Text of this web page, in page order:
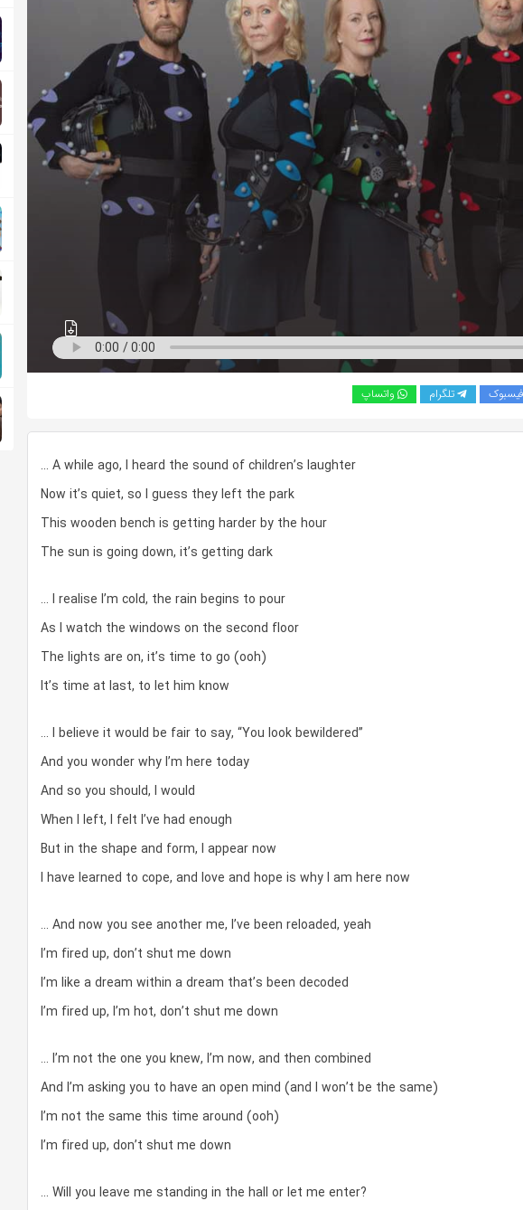
فیسبوک تلگرام واتساپ
… A while ago, I heard the sound of children’s laughter
Now it’s quiet, so I guess they left the park
This wooden bench is getting harder by the hour
The sun is going down, it’s getting dark
… I realise I’m cold, the rain begins to pour
As I watch the windows on the second floor
The lights are on, it’s time to go (ooh)
It’s time at last, to let him know
… I believe it would be fair to say, “You look bewildered”
And you wonder why I’m here today
And so you should, I would
When I left, I felt I’ve had enough
But in the shape and form, I appear now
I have learned to cope, and love and hope is why I am here now
… And now you see another me, I’ve been reloaded, yeah
I’m fired up, don’t shut me down
I’m like a dream within a dream that’s been decoded
I’m fired up, I’m hot, don’t shut me down
… I’m not the one you knew, I’m now, and then combined
And I’m asking you to have an open mind (and I won’t be the same)
I’m not the same this time around (ooh)
I’m fired up, don’t shut me down
… Will you leave me standing in the hall or let me enter?